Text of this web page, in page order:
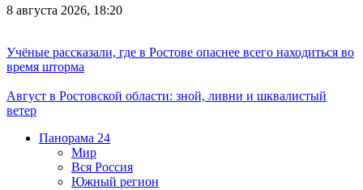
8 августа 2026, 18:20
Учёные рассказали, где в Ростове опаснее всего находиться во
время шторма
Август в Ростовской области: зной, ливни и шквалистый
ветер
Панорама 24
Мир
Вся Россия
Южный регион